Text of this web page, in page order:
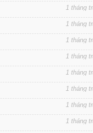
1 tháng
1 tháng
1 tháng
1 tháng
1 tháng
1 tháng
1 tháng
1 tháng